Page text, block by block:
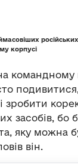
корпусі
командному
зробити
засобів, бо
яку можна
він.